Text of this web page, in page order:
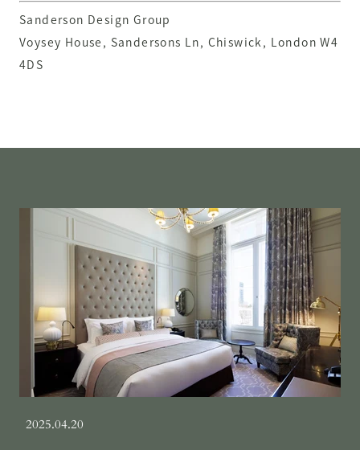
Sanderson Design Group
Voysey House, Sandersons Ln, Chiswick, London W4
4DS
2025.04.20